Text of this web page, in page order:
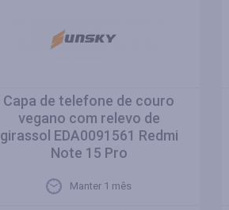
Capa de telefone de couro
vegano com relevo de
girassol EDA0091561 Redmi
Note 15 Pro
Manter 1 mês